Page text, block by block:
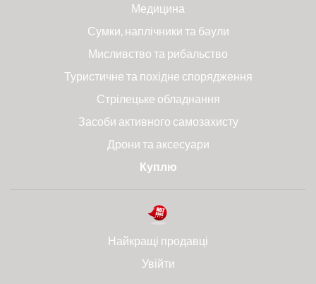
Медицина
Сумки, наплічники та баули
Мисливство та рибальство
Туристичне та похідне спорядження
Стрілецьке обладнання
Засоби активного самозахисту
Дрони та аксесуари
Куплю
Найкращі продавці
Увійти